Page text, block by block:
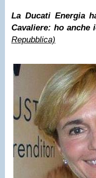
La Ducati Energia
Cavaliere: ho anche
Repubblica)